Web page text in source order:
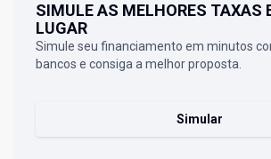
SIMULE AS MELHORES TAXAS
LUGAR
Simule seu financiamento em minutos
bancos e consiga a melhor proposta.
Simular